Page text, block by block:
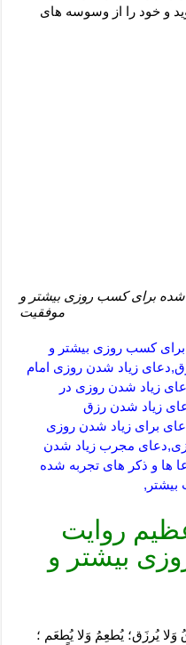
و خود را از وسوسه های
شده برای کسب روزی بیشتر و
موفقیت
کسب روزی بیشتر و
زیاد شدن روزی امام
زیاد شدن روزی در
زیاد شدن رزق
برای زیاد شدن روزی
مجرب زیاد شدن
ها و ذکر های تجربه شده
روایت
بیشتر و
وَلا يُرزَق؛ يُطعِمُ وَلا يُطعَم ؛